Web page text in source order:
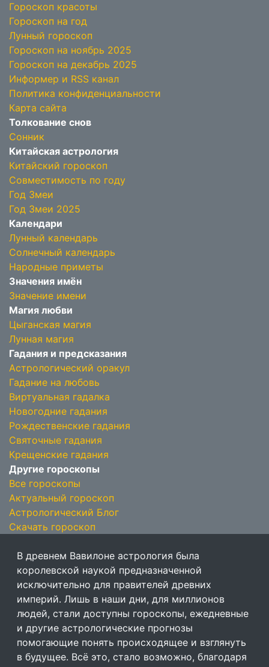
Гороскоп красоты
Гороскоп на год
Лунный гороскоп
Гороскоп на ноябрь 2025
Гороскоп на декабрь 2025
Информер и RSS канал
Политика конфиденциальности
Карта сайта
Толкование снов
Сонник
Китайская астрология
Китайский гороскоп
Совместимость по году
Год Змеи
Год Змеи 2025
Календари
Лунный календарь
Солнечный календарь
Народные приметы
Значения имён
Значение имени
Магия любви
Цыганская магия
Лунная магия
Гадания и предсказания
Астрологический оракул
Гадание на любовь
Виртуальная гадалка
Новогодние гадания
Рождественские гадания
Святочные гадания
Крещенские гадания
Другие гороскопы
Все гороскопы
Актуальный гороскоп
Астрологический Блог
Скачать гороскоп
В древнем Вавилоне астрология была
королевской наукой предназначенной
исключительно для правителей древних
империй. Лишь в наши дни, для миллионов
людей, стали доступны гороскопы, ежедневные
и другие астрологические прогнозы
помогающие понять происходящее и взглянуть
в будущее. Всё это, стало возможно, благодаря